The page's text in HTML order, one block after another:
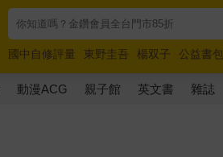
國中自修評量 東野圭吾 楊双子 公益書包
唯紅花綻放
奧德賽 路邊攤新作 馬斯克
動漫ACG 親子館 英文書 雜誌